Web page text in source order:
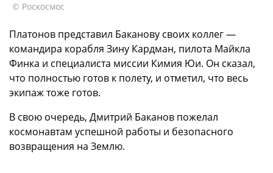
© Роскосмос
Платонов представил Баканову своих коллег —
командира корабля Зину Кардман, пилота Майкла
Финка и специалиста миссии Кимия Юи. Он сказал,
что полностью готов к полету, и отметил, что весь
экипаж тоже готов.
В свою очередь, Дмитрий Баканов пожелал
космонавтам успешной работы и безопасного
возвращения на Землю.